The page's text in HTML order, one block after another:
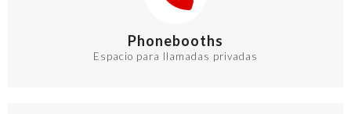
Phonebooths
Espacio para llamadas privadas